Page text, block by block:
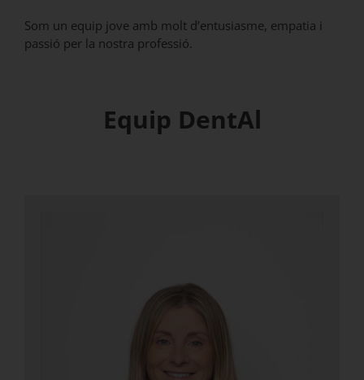
Som un equip jove amb molt d’entusiasme, empatia i
passió per la nostra professió.
Equip DentAl